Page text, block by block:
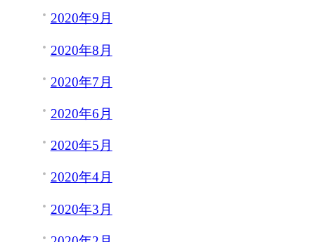
2020年9月
2020年8月
2020年7月
2020年6月
2020年5月
2020年4月
2020年3月